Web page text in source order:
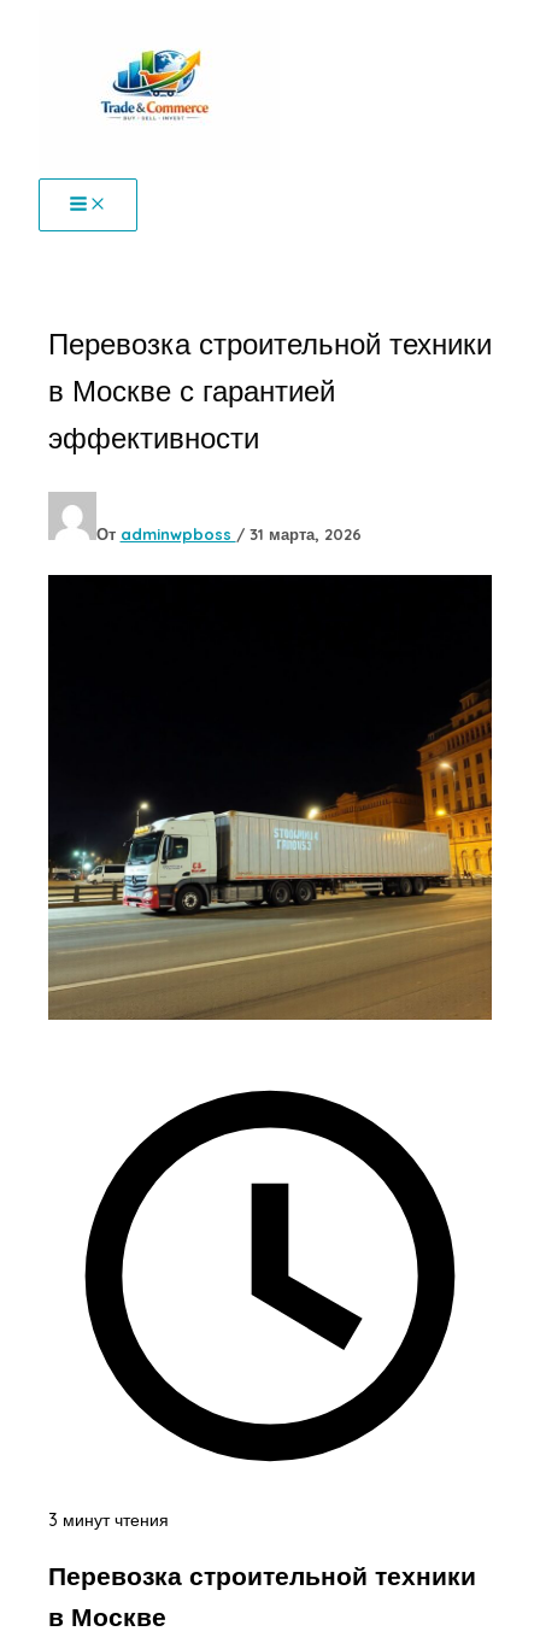
содержимому
Перевозка строительной техники
в Москве с гарантией
эффективности
От adminwpboss / 31 марта, 2026
3 минут чтения
Перевозка строительной техники
в Москве